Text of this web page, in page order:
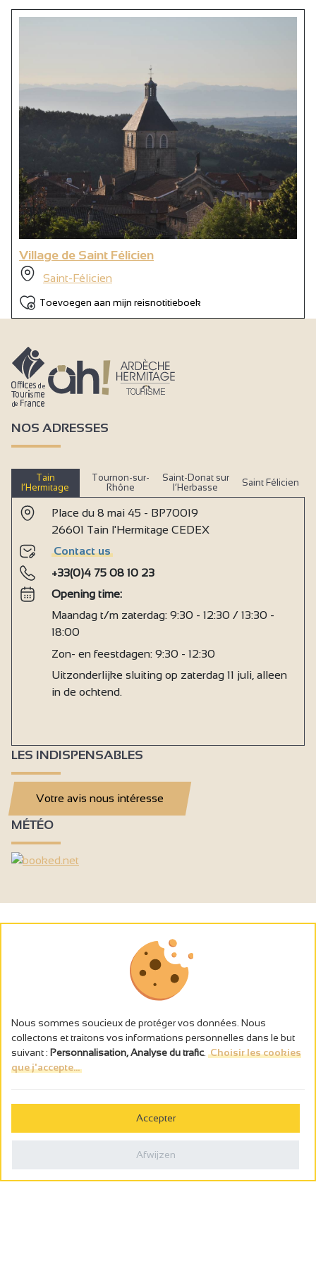
Village de Saint Félicien
Saint-Félicien
Toevoegen aan mijn reisnotitieboek
NOS ADRESSES
Tain
l’Hermitage
Tournon-sur-
Rhône
Saint-Donat sur
l’Herbasse
Saint Félicien
Place du 8 mai 45 - BP70019
26601 Tain l'Hermitage CEDEX
Contact us
+33(0)4 75 08 10 23
Opening time:
Maandag t/m zaterdag: 9:30 - 12:30 / 13:30 -
18:00
Zon- en feestdagen: 9:30 - 12:30
Uitzonderlijke sluiting op zaterdag 11 juli, alleen
in de ochtend.
LES INDISPENSABLES
Votre avis nous intéresse
MÉTÉO
L’abus d’alcool est dangereux pour la santé, à consommer avec
Politique de confidentialité
Nous sommes soucieux de protéger vos données. Nous
collectons et traitons vos informations personnelles dans le but
suivant : Personnalisation, Analyse du trafic Choisir les cookies
que j'accepte...
Accepter
Afwijzen